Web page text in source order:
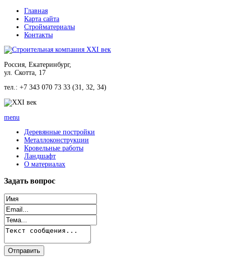
Главная
Карта сайта
Стройматериалы
Контакты
Россия, Екатеринбург,
ул. Скотта, 17
тел.: +7 343 070 73 33 (31, 32, 34)
menu
Деревянные постройки
Металлоконструкции
Кровельные работы
Ландшафт
О материалах
Задать вопрос